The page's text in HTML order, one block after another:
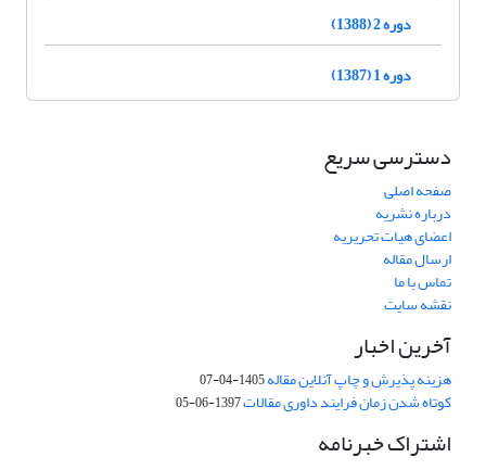
دوره 2 (1388)
دوره 1 (1387)
دسترسی سریع
صفحه اصلی
درباره نشریه
اعضای هیات تحریریه
ارسال مقاله
تماس با ما
نقشه سایت
آخرین اخبار
هزینه پذیرش و چاپ آنلاین مقاله1405-04-07
کوتاه شدن زمان فرایند داوری مقالات1397-06-05
اشتراک خبرنامه